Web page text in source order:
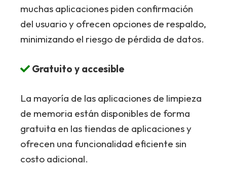
muchas aplicaciones piden confirmación
del usuario y ofrecen opciones de respaldo,
minimizando el riesgo de pérdida de datos.
Gratuito y accesible
La mayoría de las aplicaciones de limpieza
de memoria están disponibles de forma
gratuita en las tiendas de aplicaciones y
ofrecen una funcionalidad eficiente sin
costo adicional.